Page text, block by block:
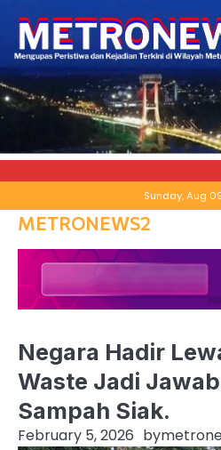
to
content
Sunday, Aug
METRONEWS2
Negara Hadir
Waste Jadi
Sampah Siak.
February 5, 2026 by